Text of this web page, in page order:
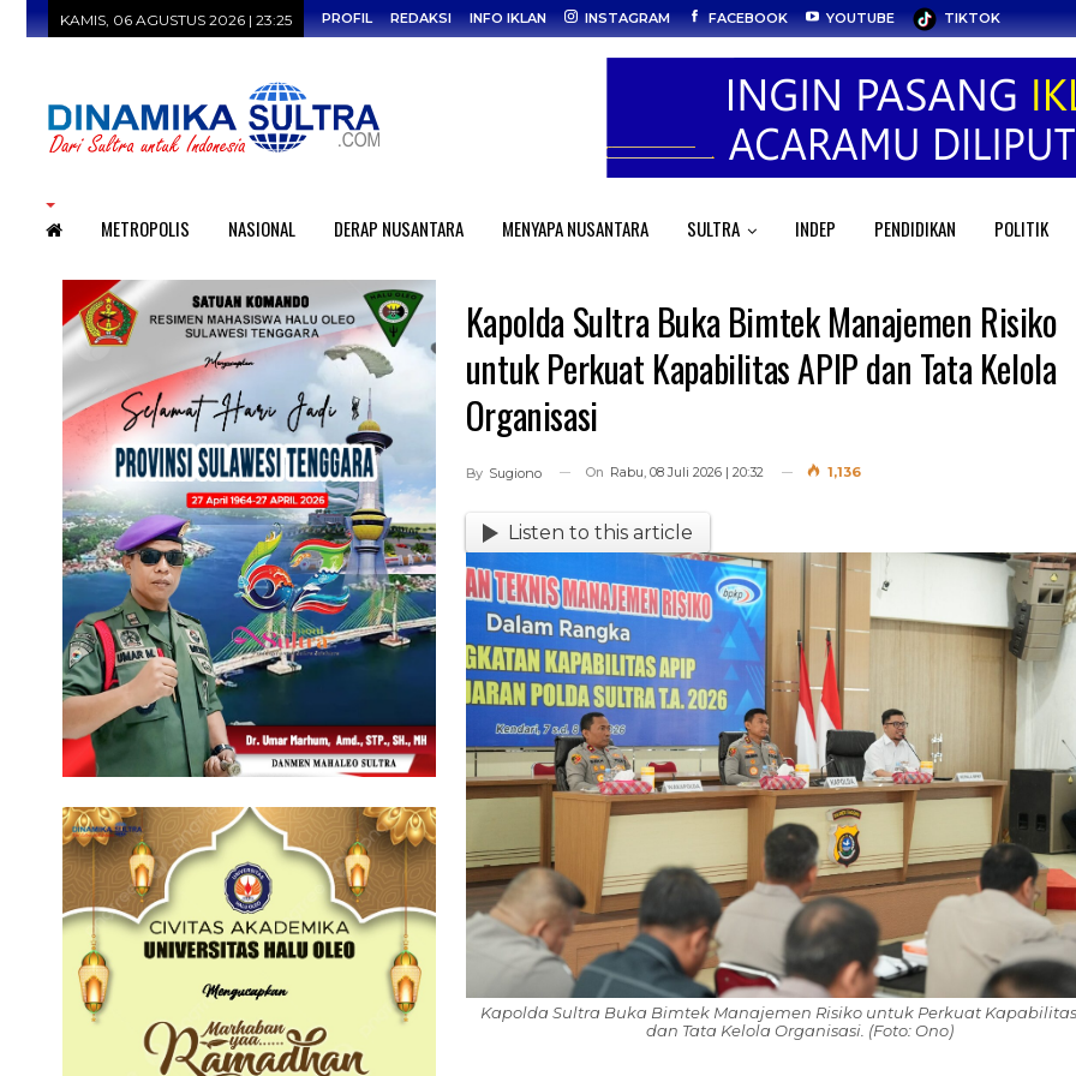
KAMIS, 06 AGUSTUS 2026 | 23:25 PROFIL REDAKSI INFO IKLAN INSTAGRAM FACEBOOK YOUTUBE TIKTOK
METROPOLIS NASIONAL DERAP NUSANTARA MENYAPA NUSANTARA SULTRA INDEP PENDIDIKAN POLITIK
Kapolda Sultra Buka Bimtek Manajemen Risiko
untuk Perkuat Kapabilitas APIP dan Tata Kelola
Organisasi
By Sugiono On Rabu, 08 Juli 2026 | 20:32 1,136
Listen to this article
Kapolda Sultra Buka Bimtek Manajemen Risiko untuk Perkuat Kapabilitas
dan Tata Kelola Organisasi. (Foto: Ono)